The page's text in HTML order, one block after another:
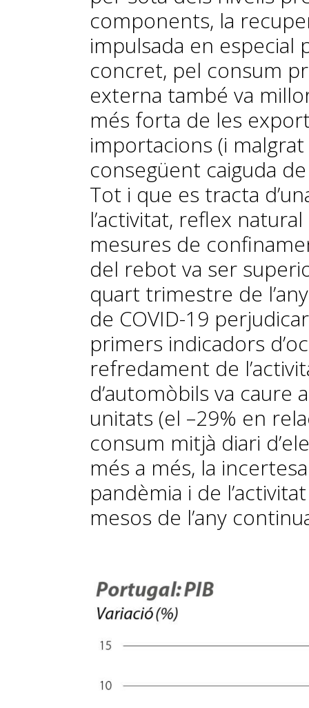
components, la
impulsada en especial
concret, pel consum
externa també va
més forta de les
importacions (i
consegüent caiguda
Tot i que es tracta
l’activitat, reflex
mesures de
del rebot va ser
quart trimestre de
de COVID-19
primers indicadors
refredament de
d’automòbils va caure
unitats (el –29% en
consum mitjà diari
més a més, la
pandèmia i de
mesos de l’any